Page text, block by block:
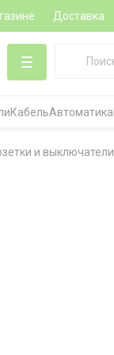
Доставка
КабельАвтоматика
и выключатели